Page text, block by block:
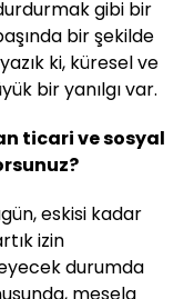
durdurmak gibi bir
bir şekilde
ki, küresel ve
bir yanılgı var.
ticari ve sosyal
eskisi kadar
izin
durumda
mesela